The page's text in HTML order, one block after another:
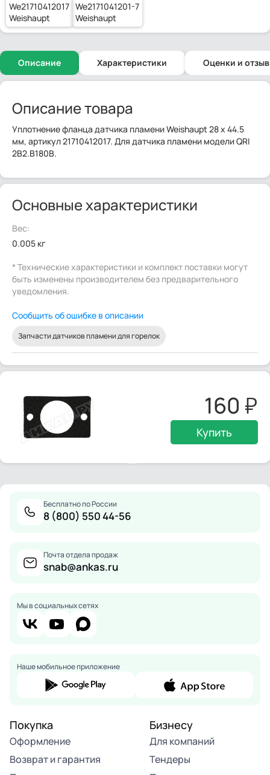
We21710412017
Weishaupt
We2171041201-7
Weishaupt
Описание Характеристики Оценки и
Описание товара
Уплотнение фланца датчика пламени Weishaupt 28 x 44.5
мм, артикул 21710412017. Для датчика пламени модели QRI
2B2.B180B.
Основные характеристики
Вес:
0.005 кг
* Технические характеристики и комплект поставки могут
быть изменены производителем без предварительного
уведомления.
Сообщить об ошибке в описании
Запчасти датчиков пламени для горелок
160
Купить
Бесплатно по России
8 (800) 550 44-56
Почта отдела продаж
snab@ankas.ru
Мы в социальных сетях
Наше мобильное приложение
Покупка
Оформление
Возврат и гарантия
Бизнесу
Для компаний
Тендеры